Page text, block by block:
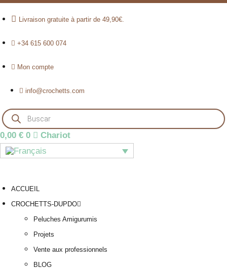
Livraison gratuite à partir de 49,90€.
+34 615 600 074
Mon compte
info@crochetts.com
Recherche
de
produits
0,00 € 0 Chariot
ACCUEIL
CROCHETTS-DUPDO
Peluches Amigurumis
Projets
Vente aux professionnels
BLOG